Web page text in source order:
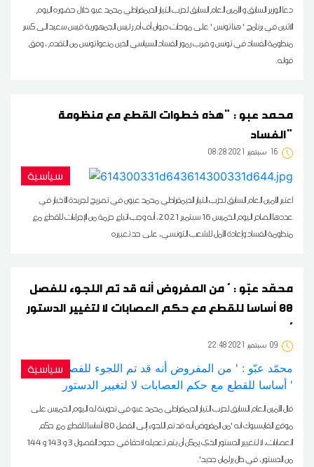
دعا الوزير السابق و الأمين العام السابق لحزب التيار الديمقراطي محمد عبو خلال حضوره اليوم
الاثنين في برنامج ' هنا تونس ' على موجات ديوان أف أم رئيس الجمهورية قيس سعيد الى كسر
منظومة الفساد في تونس و ضرب رموز الفساد السياسي الذين منعوا تونس من التقدم ، وفق
قوله.
محمد عبو : "هذه خطوات القطع مع منظومة
الفساد"
16 08:28 2021 سبتمبر
سياسية
اعتبر الأمين العام السابق لحزب التيار الديمقراطي محمد عبون في تصريح لجريدة الأخبار في
عددها الصادر اليوم الخميس 16 سبتمبر 2021، أنه وجب اتباع حزمة من الإجراءات للقطع مع
منظومة الفساد وإعادة الأمل للشعب التونسي، على حد تعبيره
محمّد عبّو : ' من المفروض أنه قد تم اللجوء للفصل
80 أساسا للقطع مع حكم العصابات لا لتغيير الدستور
'
09 22:48 2021 سبتمبر
سياسية
قال الأمين العام السابق لحزب التيار الديمقراطي محمد عبو في تدوينة له اليوم الخميس على
موقع الفايسبوك انه 'من المفروض أنه قد تم اللجوء إلى الفصل 80 أساسا للقطع مع حكم
العصابات، لا لتغيير الدستور الذي يمكن أن يتم تعديله لاحقا في حدود الفصول 3 و 143 و 144
من الدستور، في ظل برلمان جديد'.